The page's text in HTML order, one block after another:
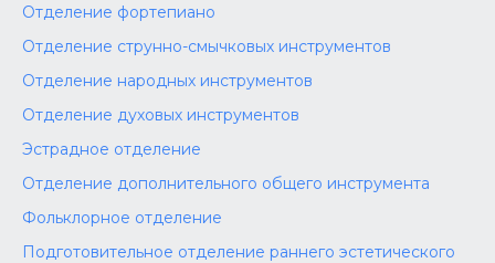
Отделение фортепиано
Отделение струнно-смычковых инструментов
Отделение народных инструментов
Отделение духовых инструментов
Эстрадное отделение
Отделение дополнительного общего инструмента
Фольклорное отделение
Подготовительное отделение раннего эстетического